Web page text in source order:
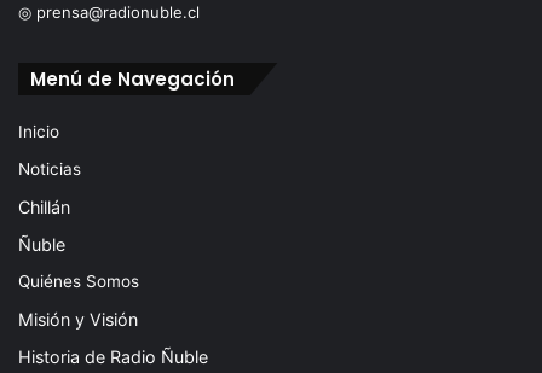
◎ prensa@radionuble.cl
Menú de Navegación
Inicio
Noticias
Chillán
Ñuble
Quiénes Somos
Misión y Visión
Historia de Radio Ñuble